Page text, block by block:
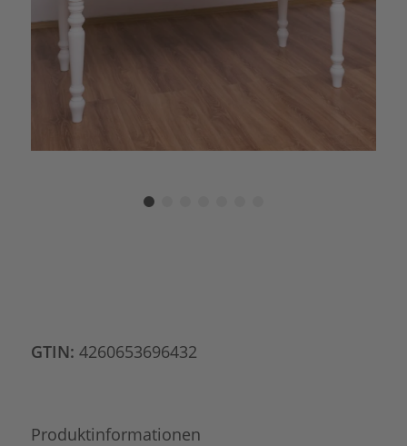
GTIN: 4260653696432
Produktinformationen